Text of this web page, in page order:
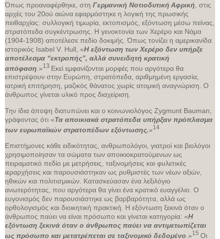
Όπως προαναφέρθηκε, στη Γερμανική Νοτιοδυτική Αφρική , στις
αρχές του 20ού αιώνα εφαρμόστηκε η λογική της πρωσικής
πειθαρχίας: συλλογική τιμωρία, εκτοπισμός, εξόντωση μέσω πείνας,
στρατόπεδα συγκέντρωσης. Η γενοκτονία των Χερέρο και Νάμα
(1904-1908) αποτέλεσε πεδίο δοκιμής. Όπως τονίζει η αμερικανίδα
ιστορικός Isabel V. Hull, «Η εξόντωση των Χερέρο δεν υπήρξε
αποτέλεσμα “εκτροπής”, αλλά συνειδητή κρατική
απόφαση .»13 Εκεί εμφανίζονται μορφές που αργότερα θα
επιστρέψουν στην Ευρώπη, στρατόπεδα, αριθμημένη εργασία,
ιατρική επιτήρηση, μαζικός θάνατος χωρίς ατομική αναγνώριση. Ο
άνθρωπος γίνεται υλικό προς διαχείριση.
Την ίδια άποψη διατυπώνει και ο κοινωνιολόγος Zygmunt Bauman,
γράφοντας ότι «Τα αποικιακά στρατόπεδα υπήρξαν πρόπλασμα
των ευρωπαϊκών στρατοπέδων εξόντωσης.»14
Επιστήμονες κάθε ειδικότητας, ανθρωπολόγοι, γιατροί και βιολόγοι
χρησιμοποίησαν τα σώματα των αποικιοκρατούμενων ως
πειραματικό πεδίο με μετρήσεις, ταξινομήσεις και φυλετικές
ιεραρχήσεις και παρουσιάστηκαν ως ρυθμιστές των νέων αξιών,
ηθικών και πολιτισμικών. Κατασκεύασαν ένα λεξιλόγιο
ανωτερότητας, που αργότερα θα γίνει ένα κρατικό ευαγγέλιο. Ο
ευγονισμός δεν παρουσιάστηκε ως βαρβαρότητα, αλλά ως
ορθολογισμός και διοικητική πρακτική. Η εξόντωση ξεκινά όταν ο
άνθρωπος παύει να είναι πρόσωπο και γίνεται κατηγορία: «Η
εξόντωση ξεκινά όταν ο άνθρωπος παύει να αντιμετωπίζεται
ως πρόσωπο και μετατρέπεται σε ταξινομικό δεδομένο .»15 Οι